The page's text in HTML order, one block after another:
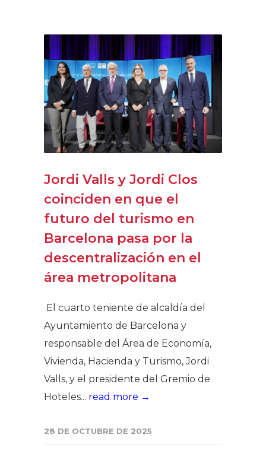
Jordi Valls y Jordi Clos
coinciden en que el
futuro del turismo en
Barcelona pasa por la
descentralización en el
área metropolitana
El cuarto teniente de alcaldía del
Ayuntamiento de Barcelona y
responsable del Área de Economía,
Vivienda, Hacienda y Turismo, Jordi
Valls, y el presidente del Gremio de
Hoteles... read more →
28 DE OCTUBRE DE 2025